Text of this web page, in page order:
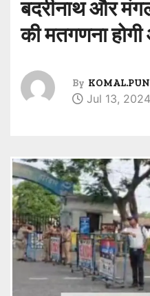
बदरीनाथ और
की मतगणना
By
Jul 13, 2024